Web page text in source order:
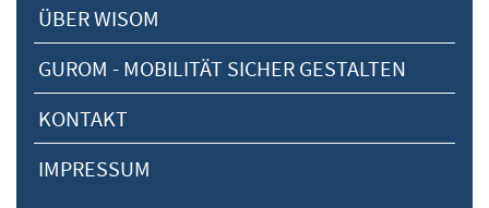
ÜBER WISOM
GUROM - MOBILITÄT SICHER GESTALTEN
KONTAKT
IMPRESSUM